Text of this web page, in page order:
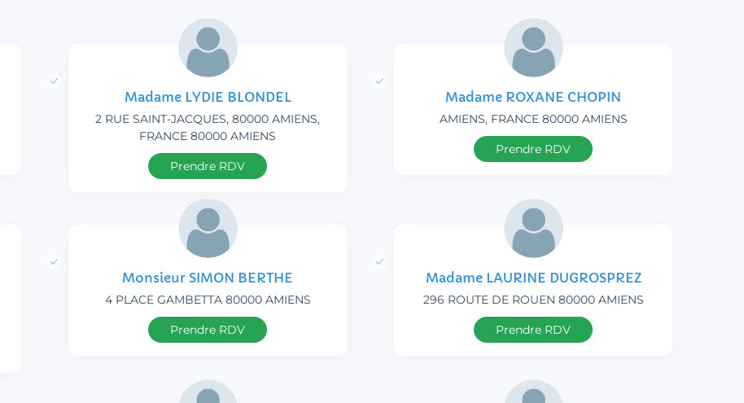
Madame LYDIE BLONDEL
2 RUE SAINT-JACQUES, 80000 AMIENS,
FRANCE 80000 AMIENS
Prendre RDV
Madame ROXANE CHOPIN
AMIENS, FRANCE 80000 AMIENS
Prendre RDV
Monsieur SIMON BERTHE
4 PLACE GAMBETTA 80000 AMIENS
Prendre RDV
Madame LAURINE DUGROSPREZ
296 ROUTE DE ROUEN 80000 AMIENS
Prendre RDV